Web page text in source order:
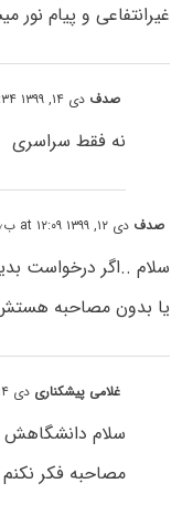
غیرانتفاعی و پیام نور
صدف دی ۱۴, ۱۳۹۹ at ۳:۳۴ ب٫ظ
نه فقط سراسری
صدف دی ۱۲, ۱۳۹۹ at ۱۲:۰۹ ب٫ظ
سلام ..اگر درخواست
یا بدون مصاحبه
غلامی پیشکناری دی ۱۴, ۱۳۹۹ at ۳:۴۴ ب٫ظ
سلام
مصاحبه فکر